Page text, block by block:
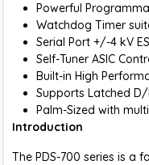
Powerful
Watchdog Timer
Serial Port +/-4 kV
Self-Tuner ASIC
Built-in High
Supports Latched
Palm-Sized with
Introduction
The PDS-700 series is a